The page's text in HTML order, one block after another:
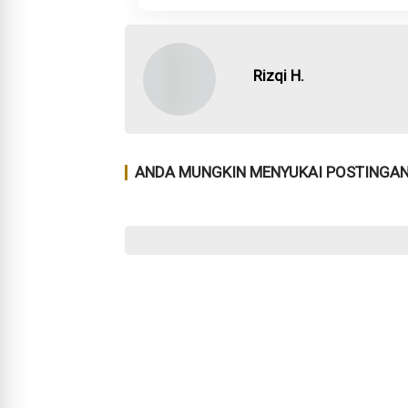
Rizqi H.
ANDA MUNGKIN MENYUKAI